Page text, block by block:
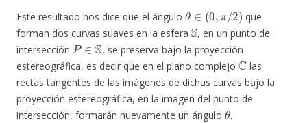
Este resultado nos dice que el ángulo
θ 0, 2)
que
forman dos curvas suaves en la esfera
S
, en un punto de
intersección
P∈S
, se preserva bajo la proyección
estereográfica, es decir que en el plano complejo
C
las
rectas tangentes de las imágenes de dichas curvas bajo la
proyección estereográfica, en la imagen del punto de
intersección, formarán nuevamente un ángulo
θ
.